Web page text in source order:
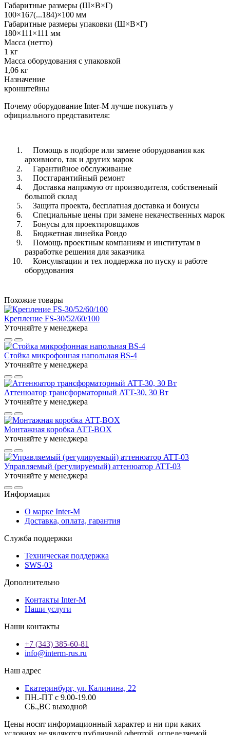
Габаритные размеры (Ш×В×Г)
100×167(...184)×100 мм
Габаритные размеры упаковки (Ш×В×Г)
180×111×111 мм
Масса (нетто)
1 кг
Масса оборудования с упаковкой
1,06 кг
Назначение
кронштейны
Почему оборудование Inter-M лучше покупать у
официального представителя:
Помощь в подборе или замене оборудования как
архивного, так и других марок
Гарантийное обслуживание
Постгарантийный ремонт
Доставка напрямую от производителя, собственный
большой склад
Защита проекта, бесплатная доставка и бонусы
Специальные цены при замене некачественных марок
Бонусы для проектировщиков
Бюджетная линейка Рондо
Помощь проектным компаниям и институтам в
разработке решения для заказчика
Консультации и тех поддержка по пуску и работе
оборудования
Похожие товары
Крепление FS-30/52/60/100
Уточняйте у менеджера
Стойка микрофонная напольная BS-4
Уточняйте у менеджера
Аттенюатор трансформаторный ATT-30, 30 Вт
Уточняйте у менеджера
Монтажная коробка ATT-BOX
Уточняйте у менеджера
Управляемый (регулируемый) аттенюатор ATT-03
Уточняйте у менеджера
Информация
О марке Inter-M
Доставка, оплата, гарантия
Служба поддержки
Техническая поддержка
SWS-03
Дополнительно
Контакты Inter-M
Наши услуги
Наши контакты
+7 (343) 385-60-81
info@interm-rus.ru
Наш адрес
Екатеринбург, ул. Калинина, 22
ПН.-ПТ с 9.00-19.00
СБ.,ВС выходной
Цены носят информационный характер и ни при каких
условиях не являются публичной офертой, определяемой